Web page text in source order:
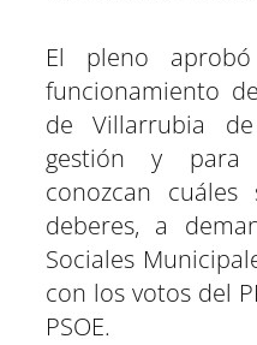
El pleno
funcionamiento
de Villarrubia
gestión y para
conozcan
deberes, a
Sociales
con los votos del
PSOE.